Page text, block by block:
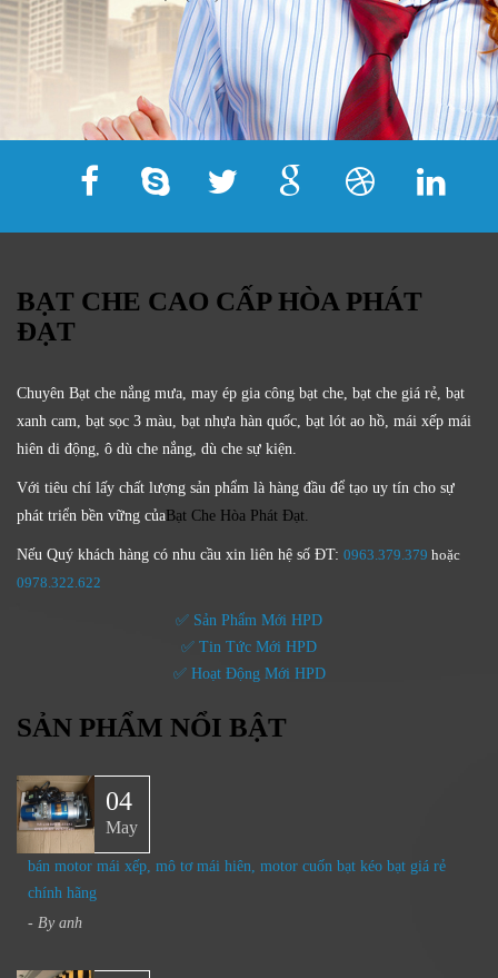
BẠT CHE CAO CẤP HÒA PHÁT
ĐẠT
Chuyên Bạt che nắng mưa, may ép gia công bạt che, bạt che giá rẻ, bạt
xanh cam, bạt sọc 3 màu, bạt nhựa hàn quốc, bạt lót ao hồ, mái xếp mái
hiên di động, ô dù che nắng, dù che sự kiện.
Với tiêu chí lấy chất lượng sản phẩm là hàng đầu để tạo uy tín cho sự
phát triển bền vững củaBạt Che Hòa Phát Đạt.
Nếu Quý khách hàng có nhu cầu xin liên hệ số ĐT: 0963.379.379 hoặc
0978.322.622
✅ Sản Phẩm Mới HPD
✅ Tin Tức Mới HPD
✅ Hoạt Động Mới HPD
SẢN PHẨM NỔI BẬT
04
May
bán motor mái xếp, mô tơ mái hiên, motor cuốn bạt kéo bạt giá rẻ
chính hãng
- By anh